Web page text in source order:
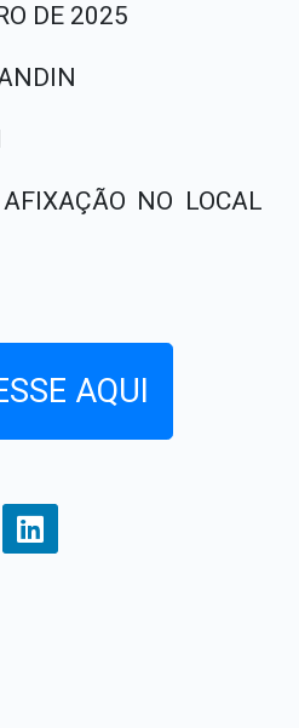
DE 2025
NO LOCAL
AQUI